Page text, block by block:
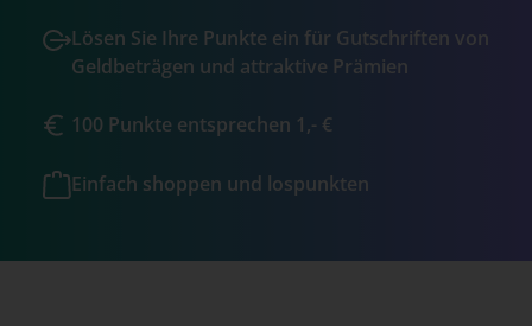
Lösen Sie Ihre Punkte ein für Gutschriften von
Geldbeträgen und attraktive Prämien
100 Punkte entsprechen 1,- €
Einfach shoppen und lospunkten